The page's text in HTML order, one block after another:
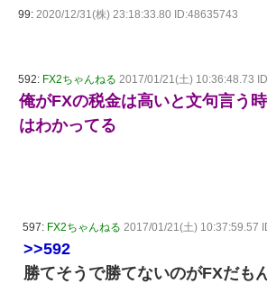
99: 2020/12/31(株) 23:18:33.80 ID:48635743
592: FX2ちゃんねる 2017/01/21(土) 10:36:48.73
俺がFXの税金は高いと文句言う
はわかってる
597: FX2ちゃんねる 2017/01/21(土) 10:37:59.57
>>592
勝てそうで勝てないのがFXだも